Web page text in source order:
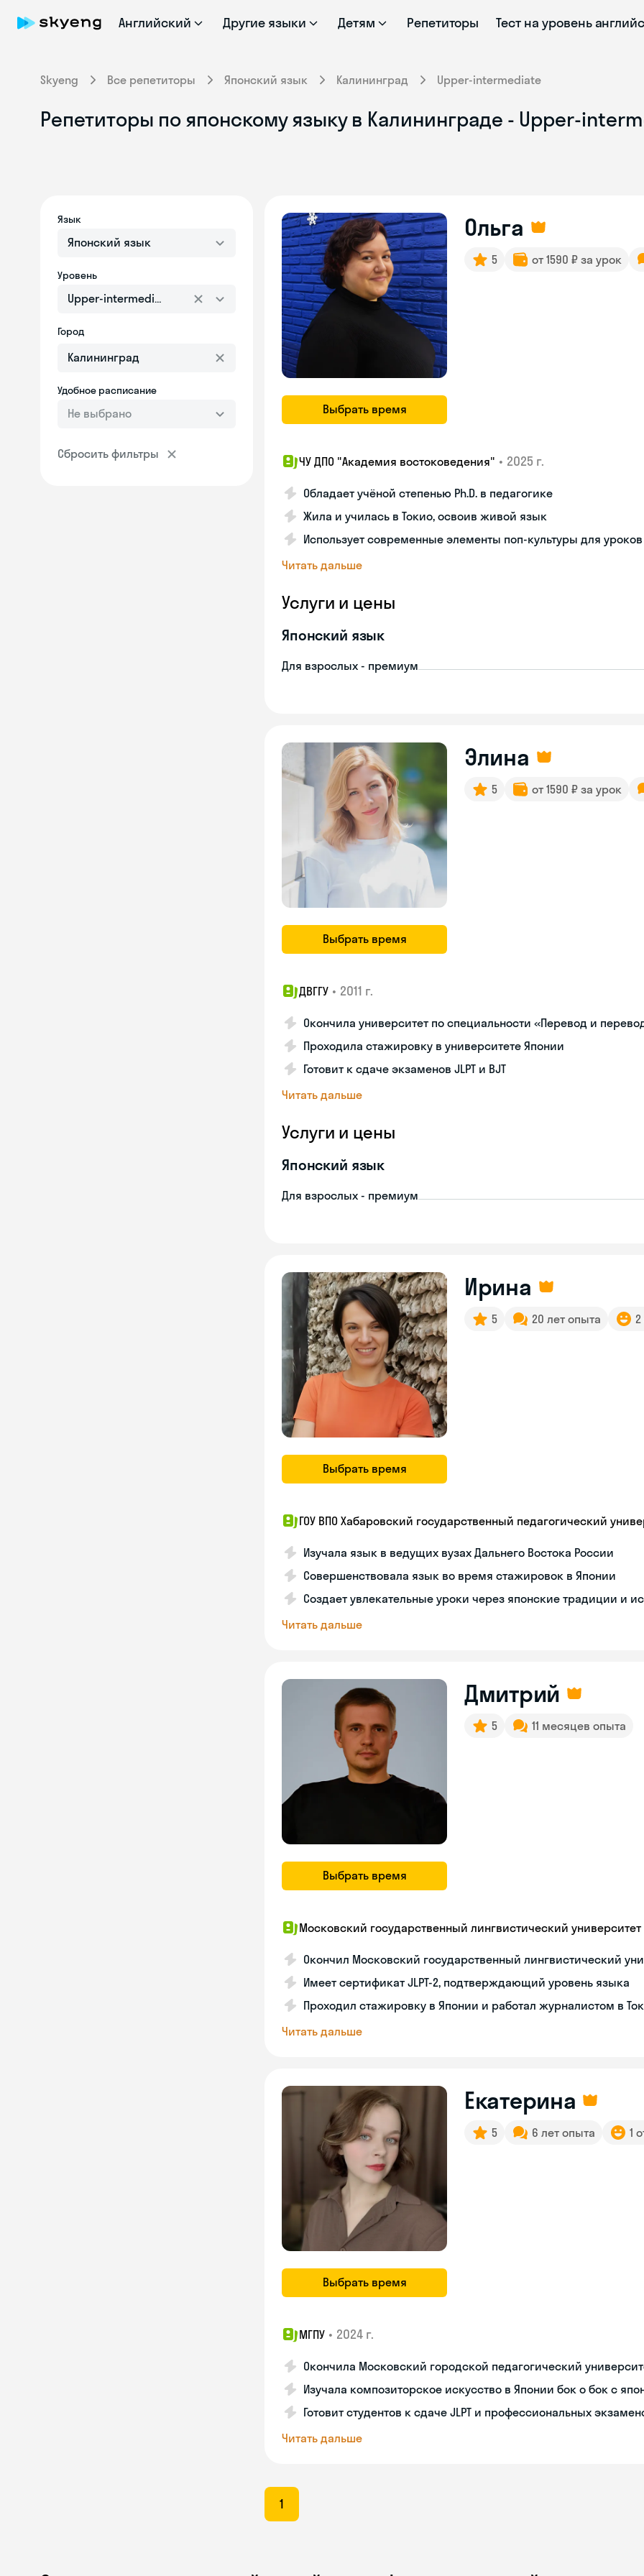
Английский Другие языки Детям Репетиторы Тест на уровень
Skyeng Все репетиторы Японский язык Калининград Upper-intermediate
Репетиторы по японскому языку в Калининграде - Upper-
Язык
Японский язык
Уровень
Upper-intermediate
Город
Удобное расписание
Не выбрано
Сбросить фильтры
Выбрать время
Ольга
5 от 1590 ₽ за урок
ЧУ ДПО "Академия востоковедения" • 2025 г.
Обладает учёной степенью Ph.D. в педагогике
Жила и училась в Токио, освоив живой язык
Использует современные элементы поп-культуры для уроков
Читать дальше
Услуги и цены
Японский язык
Для взрослых - премиум
Выбрать время
Элина
5 от 1590 ₽ за урок
ДВГГУ • 2011 г.
Окончила университет по специальности «Перевод и
Проходила стажировку в университете Японии
Готовит к сдаче экзаменов JLPT и BJT
Читать дальше
Услуги и цены
Японский язык
Для взрослых - премиум
Выбрать время
Ирина
5 20 лет опыта 2
ГОУ ВПО Хабаровский государственный педагогический
Изучала язык в ведущих вузах Дальнего Востока России
Совершенствовала язык во время стажировок в Японии
Создает увлекательные уроки через японские традиции и
Читать дальше
Выбрать время
Дмитрий
5 11 месяцев опыта
Московский государственный лингвистический университет
Окончил Московский государственный лингвистический
Имеет сертификат JLPT-2, подтверждающий уровень языка
Проходил стажировку в Японии и работал журналистом в
Читать дальше
Выбрать время
Екатерина
5 6 лет опыта 1
МГПУ • 2024 г.
Окончила Московский городской педагогический
Изучала композиторское искусство в Японии бок о бок с
Готовит студентов к сдаче JLPT и профессиональных
Читать дальше
1